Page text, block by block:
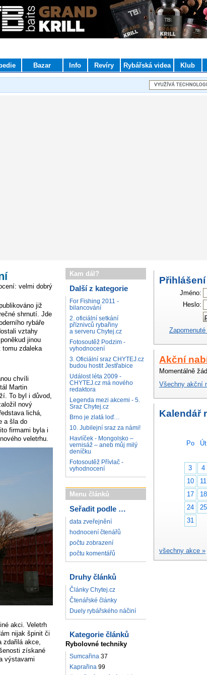
Bazar Info Revíry Rybářská videa Klub
velmi dobrý
již
shrnutí. Jde
rybáře
vztahy
jinou
tomu zdaleka
chvíli
Martin
To byl i důvod,
nový
lichá,
a šla do
firmami byla i
veletrhu.
akci. Veletrh
nijak špinit či
akce,
získané
výstavami
Kam dál?
Další z kategorie
For Fishing 2011 -
bilancování
2. oficiální setkání
příznivců rybařiny
a serveru Chytej.cz
Fotosoutěž Podzim -
vyhodnocení
3. Oficiální sraz CHYTEJ.cz
budou hostit Jestřabice
Událost léta 2009 -
CHYTEJ.cz má nového
redaktora
Legenda mezi akcemi - 5.
Sraz Chytej.cz
Brno je zlatá loď…
10. Jubilejní sraz za námi!
Havlíček - Mongolsko –
vernisáž – aneb můj milý
deníčku
Fotosoutěž Přívlač -
vyhodnocení
Menu článků
Seřadit podle …
data zveřejnění
hodnocení čtenářů
počtu zobrazení
počtu komentářů
Druhy článků
Články Chytej.cz
Čtenářské články
Duely rybářského náčiní
Kategorie článků
Rybolovné techniky
Sumcařina 37
Kaprařina 99
Přihlášení
Jméno:
Heslo:
Akční
Momentálně
Všechny akční
Kalendář
Po Út
3
4
10
11
17
18
24
25
31
všechny akce »